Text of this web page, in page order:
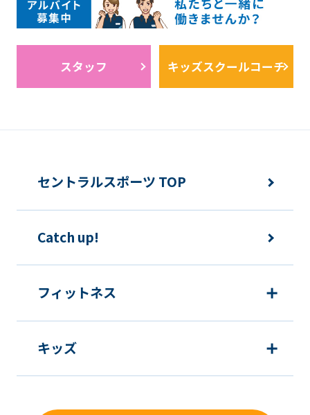
スタッフ キッズスクールコーチ
セントラルスポーツ TOP
Catch up!
フィットネス
キッズ